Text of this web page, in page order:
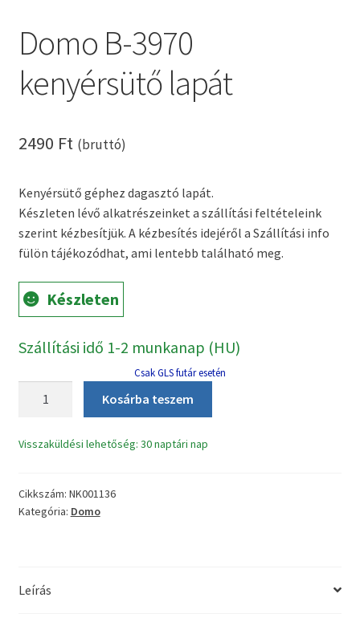
Kenyérsütő alkatrészek modellszám alapján
Kenyérsütő használati utasítások
Pénztár
Shop
Tippek, tanácsok kenyérsütő szereléshez és
használatához
Domo B-3970
kenyérsütő lapát
2490 Ft (bruttó)
Kenyérsütő géphez dagasztó lapát.
Készleten lévő alkatrészeinket a szállítási feltételeink
szerint kézbesítjük. A kézbesítés idejéről a Szállítási info
fülön tájékozódhat, ami lentebb található meg.
Készleten
Szállítási idő 1-2 munkanap (HU)
Csak GLS futár esetén
kenyérsütő
mennyiség
Kosárba teszem
Visszaküldési lehetőség: 30 naptári nap
Cikkszám: NK001136
Kategória: Domo
Leírás